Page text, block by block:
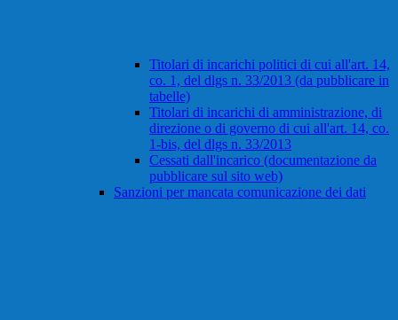
Titolari di incarichi politici di cui all'art. 14,
co. 1, del dlgs n. 33/2013 (da pubblicare in
tabelle)
Titolari di incarichi di amministrazione, di
direzione o di governo di cui all'art. 14, co.
1-bis, del dlgs n. 33/2013
Cessati dall'incarico (documentazione da
pubblicare sul sito web)
Sanzioni per mancata comunicazione dei dati